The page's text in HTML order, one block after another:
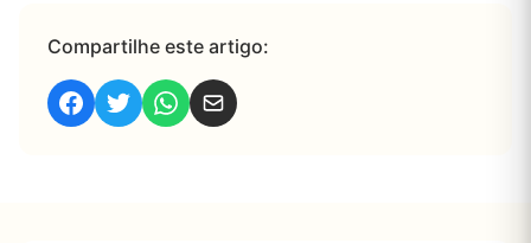
Compartilhe este artigo: